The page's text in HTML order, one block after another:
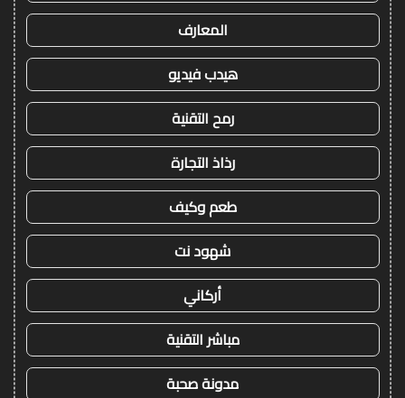
المعارف
هيدب فيديو
رمح التقنية
رذاذ التجارة
طعم وكيف
شهود نت
أركاني
مباشر التقنية
مدونة صحبة